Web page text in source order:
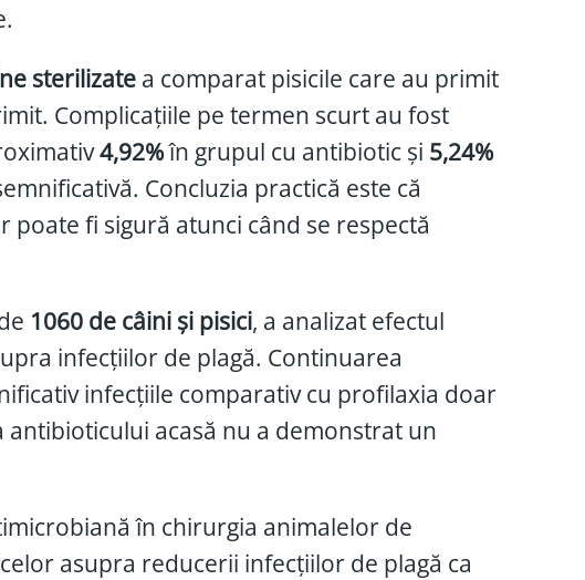
sterilizate a comparat pisicile care au primit
Complicațiile pe termen scurt au fost
4,92%în grupul cu antibiotic și 5,24%
Concluzia practică este că
fi sigură atunci când se respectă
1060 de câini și pisici, a analizat efectul
infecțiilor de plagă. Continuarea
infecțiile comparativ cu profilaxia doar
acasă nu a demonstrat un
în chirurgia animalelor de
asupra reducerii infecțiilor de plagă ca